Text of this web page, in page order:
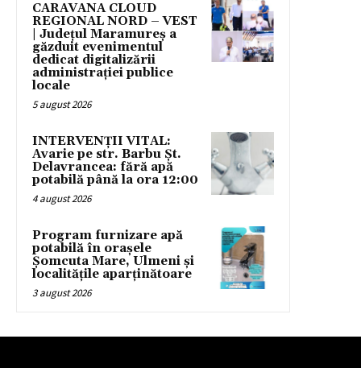
CARAVANA CLOUD
REGIONAL NORD – VEST
| Județul Maramureș a
găzduit evenimentul
dedicat digitalizării
administrației publice
locale
5 august 2026
INTERVENȚII VITAL:
Avarie pe str. Barbu Șt.
Delavrancea: fără apă
potabilă până la ora 12:00
4 august 2026
Program furnizare apă
potabilă în orașele
Șomcuta Mare, Ulmeni și
localitățile aparținătoare
3 august 2026